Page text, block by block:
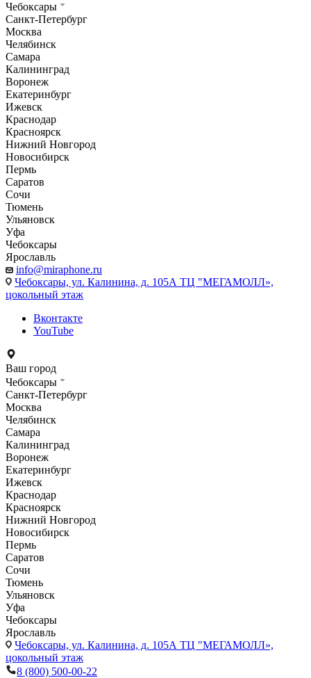
Чебоксары
Санкт-Петербург
Москва
Челябинск
Самара
Калининград
Воронеж
Екатеринбург
Ижевск
Краснодар
Красноярск
Нижний Новгород
Новосибирск
Пермь
Саратов
Сочи
Тюмень
Ульяновск
Уфа
Чебоксары
Ярославль
info@miraphone.ru
Чебоксары, ул. Калинина, д. 105А ТЦ "МЕГАМОЛЛ»,
цокольный этаж
Вконтакте
YouTube
Ваш город
Чебоксары
Санкт-Петербург
Москва
Челябинск
Самара
Калининград
Воронеж
Екатеринбург
Ижевск
Краснодар
Красноярск
Нижний Новгород
Новосибирск
Пермь
Саратов
Сочи
Тюмень
Ульяновск
Уфа
Чебоксары
Ярославль
Чебоксары, ул. Калинина, д. 105А ТЦ "МЕГАМОЛЛ»,
цокольный этаж
8 (800) 500-00-22